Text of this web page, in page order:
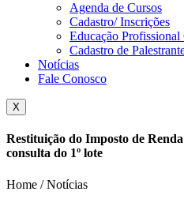
Agenda de Cursos
Cadastro/ Inscrições
Educação Profissional
Cadastro de
Notícias
Fale Conosco
X
Restituição do Imposto de
consulta do 1º lote
Home / Notícias